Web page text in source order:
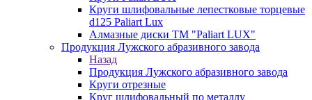
Круги шлифовальные лепестковые торцевые
d125 Paliart Lux
Алмазные диски ТМ "Paliart LUX"
Продукция Лужского абразивного завода
Назад
Продукция Лужского абразивного завода
Круги отрезные
Круг шлифовальный по металлу